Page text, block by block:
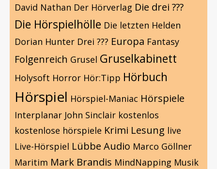
David Nathan Der Hörverlag Die drei ???
Die Hörspielhölle Die letzten Helden
Dorian Hunter Drei ??? Europa Fantasy
Folgenreich Grusel Gruselkabinett
Holysoft Horror Hör:Tipp Hörbuch
Hörspiel Hörspiel-Maniac Hörspiele
Interplanar John Sinclair kostenlos
kostenlose hörspiele Krimi Lesung live
Live-Hörspiel Lübbe Audio Marco Göllner
Maritim Mark Brandis MindNapping Musik